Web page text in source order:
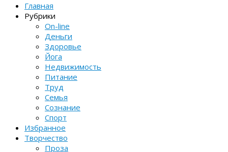
Главная
Рубрики
On-line
Деньги
Здоровье
Йога
Недвижимость
Питание
Труд
Семья
Сознание
Спорт
Избранное
Творчество
Проза